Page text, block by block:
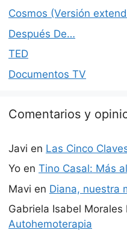
Cosmos (Versión
Después De…
TED
Documentos TV
Comentarios y
Javi en Las Cinco
Yo en Tino Casal: Más
Mavi en Diana, nuestra
Gabriela Isabel Morales
Autohemoterapia